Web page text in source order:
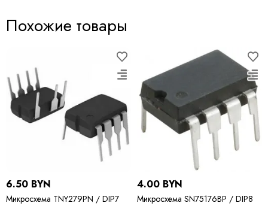
Похожие товары
6.50 BYN
Микросхема TNY279PN / DIP7
4.00 BYN
Микросхема SN75176BP / DIP8